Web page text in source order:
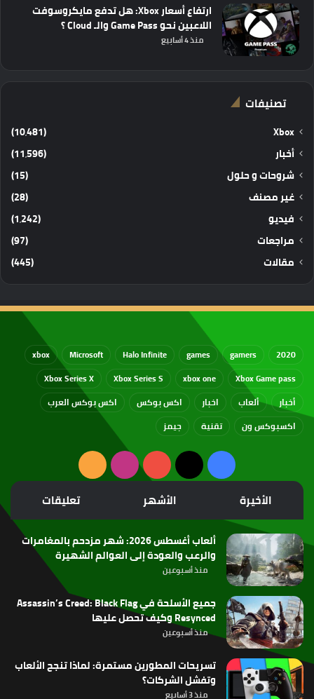
ارتفاع أسعار Xbox: هل تدفع مايكروسوفت
اللاعبين نحو Game Pass والـ Cloud ؟
منذ 4 أسابيع
تصنيفات
Xbox
(10٬481)
أخبار
(11٬596)
شروحات و حلول
(15)
غير مصنف
(28)
فيديو
(1٬242)
مراجعات
(97)
مقالات
(445)
2020
gamers
games
Halo Infinite
Microsoft
xbox
Xbox Game pass
xbox one
Xbox Series S
Xbox Series X
أخبار
ألعاب اخبار اكس بوكس
اكس بوكس العرب
اكسبوكس ون
تقنية جيمز
فيسبوك
‫X
‫YouTubeانستقرامملخص
الموقع
RSS
الأخيرة الأشهر تعليقات
ألعاب أغسطس 2026: شهر مزدحم بالمغامرات
والرعب والعودة إلى العوالم الشهيرة
منذ أسبوعين
جميع الأسلحة في Assassin’s Creed: Black Flag
Resynced وكيف تحصل عليها
منذ أسبوعين
تسريحات المطورين مستمرة: لماذا تنجح الألعاب
وتفشل الشركات؟
منذ 3 أسابيع